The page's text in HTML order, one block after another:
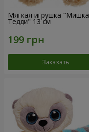
Мягкая игрушка "Мишка
Тедди" 13 см
Заказать